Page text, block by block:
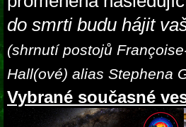
do smrti budu hájit
(shrnutí postojů
Hall(ové) alias Stephena
Vybrané současné